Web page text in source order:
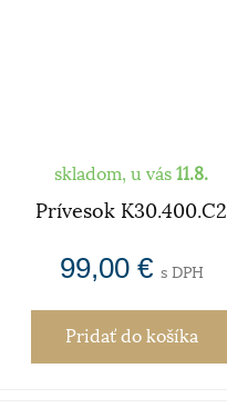
skladom, u vás11.8.
Prívesok K30.400.C2
99,00 € s DPH
Pridaťdo košíka